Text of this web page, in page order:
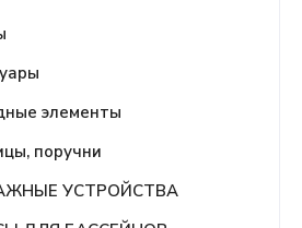
элементы
поручни
УСТРОЙСТВА